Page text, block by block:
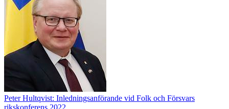
Peter Hultqvist: Inledningsanförande vid Folk och Försvars
rikskonferens 2022